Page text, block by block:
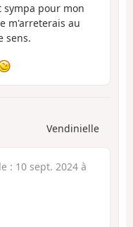
sympa pour mon
m'arreterais au
sens.
Vendinielle
: 10 sept. 2024 à